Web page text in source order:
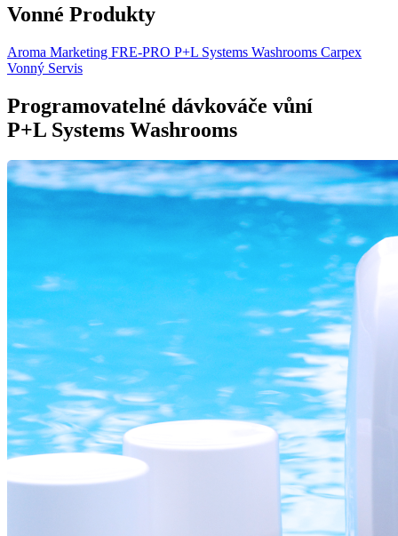
Vonné Produkty
Aroma Marketing FRE-PRO P+L Systems Washrooms Carpex
Vonný Servis
Programovatelné dávkováče vůní
P+L Systems Washrooms